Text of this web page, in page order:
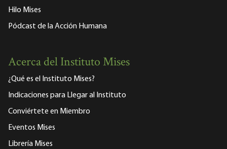
Hilo Mises
Pódcast de la Acción Humana
Acerca del Instituto Mises
¿Qué es el Instituto Mises?
Indicaciones para Llegar al Instituto
Conviértete en Miembro
Eventos Mises
Librería Mises